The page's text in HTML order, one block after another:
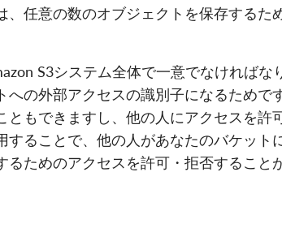
、任意の数のオブジェクトを保存するた
S3システム全体で一意でなければな
への外部アクセスの識別子になるためで
ともできますし、他の人にアクセスを許
することで、他の人があなたのバケット
るためのアクセスを許可・拒否すること